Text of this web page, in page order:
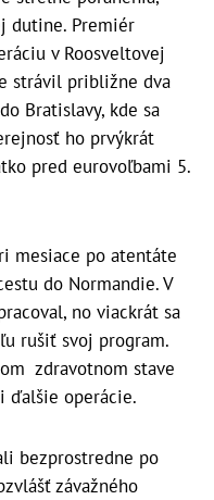
dutine. Premiér
v Roosveltovej
strávil približne dva
Bratislavy, kde sa
ho prvýkrát
pred eurovoľbami 5.
mesiace po atentáte
do Normandie. V
no viackrát sa
rušiť svoj program.
zdravotnom stave
ďalšie operácie.
bezprostredne po
závažného